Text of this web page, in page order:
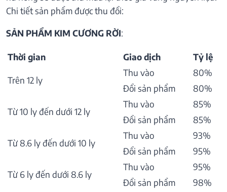
Chi tiết sản phẩm được thu đổi:
SẢN PHẨM KIM CƯƠNG RỜI:
Thời gian Giao dịch Tỷ lệ
Trên 12 ly
Thu vào
80%
Đổi sản phẩm
80%
Từ 10 ly đến dưới 12 ly
Thu vào
85%
Đổi sản phẩm
85%
Từ 8.6 ly đến dưới 10 ly
Thu vào
93%
Đổi sản phẩm
95%
Từ 6 ly đến dưới 8.6 ly
Thu vào
95%
Đổi sản phẩm
98%